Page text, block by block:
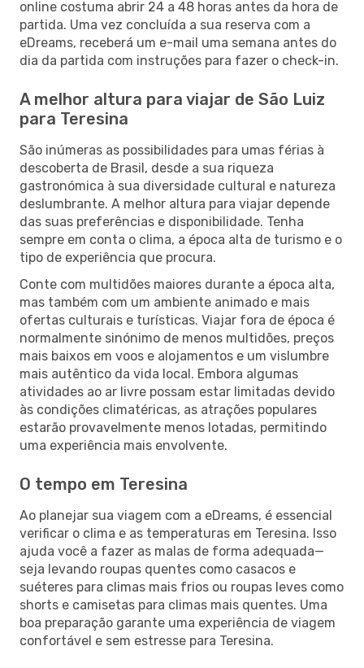
online costuma abrir 24 a 48 horas antes da hora de
partida. Uma vez concluída a sua reserva com a
eDreams, receberá um e-mail uma semana antes do
dia da partida com instruções para fazer o check-in.
A melhor altura para viajar de São Luiz
para Teresina
São inúmeras as possibilidades para umas férias à
descoberta de Brasil, desde a sua riqueza
gastronómica à sua diversidade cultural e natureza
deslumbrante. A melhor altura para viajar depende
das suas preferências e disponibilidade. Tenha
sempre em conta o clima, a época alta de turismo e o
tipo de experiência que procura.
Conte com multidões maiores durante a época alta,
mas também com um ambiente animado e mais
ofertas culturais e turísticas. Viajar fora de época é
normalmente sinónimo de menos multidões, preços
mais baixos em voos e alojamentos e um vislumbre
mais autêntico da vida local. Embora algumas
atividades ao ar livre possam estar limitadas devido
às condições climatéricas, as atrações populares
estarão provavelmente menos lotadas, permitindo
uma experiência mais envolvente.
O tempo em Teresina
Ao planejar sua viagem com a eDreams, é essencial
verificar o clima e as temperaturas em Teresina. Isso
ajuda você a fazer as malas de forma adequada—
seja levando roupas quentes como casacos e
suéteres para climas mais frios ou roupas leves como
shorts e camisetas para climas mais quentes. Uma
boa preparação garante uma experiência de viagem
confortável e sem estresse para Teresina.